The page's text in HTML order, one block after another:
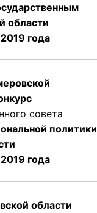
области
2019 года
совета
политики
2019 года
области